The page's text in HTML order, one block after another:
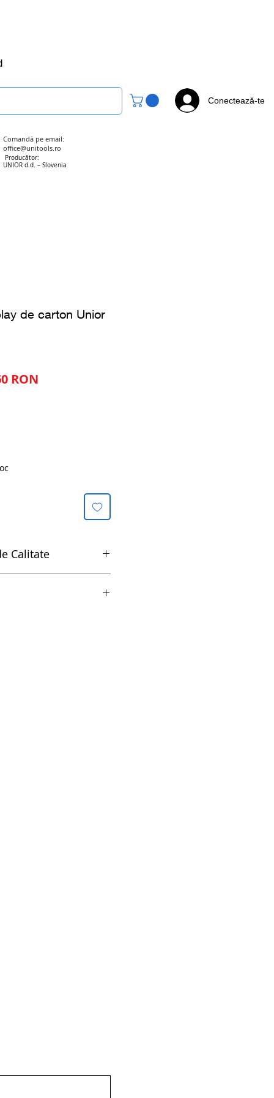
Conectează-te
Comandă pe email:
office@unitools.ro
Producător:
UNIOR d.d. – Slovenia
de carton Unior
RONPreț
Calitate